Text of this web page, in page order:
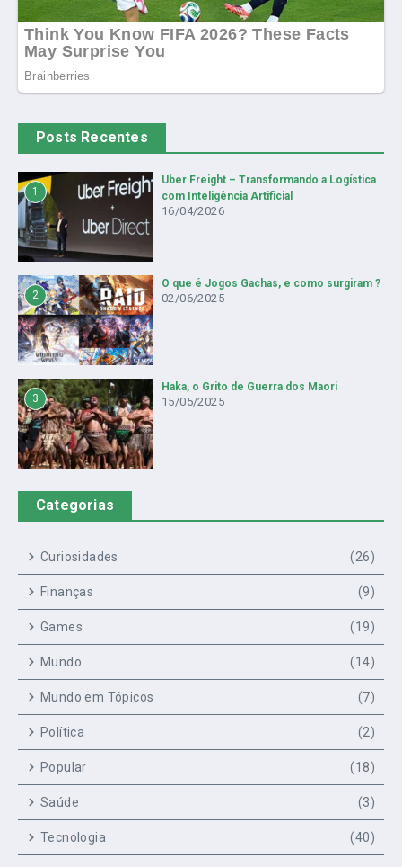
Posts Recentes
1
Uber Freight – Transformando a Logística
com Inteligência Artificial
16/04/2026
2
O que é Jogos Gachas, e como surgiram ?
02/06/2025
3
Haka, o Grito de Guerra dos Maori
15/05/2025
Categorias
Curiosidades (26)
Finanças (9)
Games (19)
Mundo (14)
Mundo em Tópicos (7)
Política (2)
Popular (18)
Saúde (3)
Tecnologia (40)